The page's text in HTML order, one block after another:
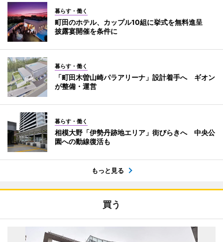
暮らす・働く
町田のホテル、カップル10組に挙式を無料進呈
披露宴開催を条件に
暮らす・働く
「町田木曽山崎パラアリーナ」設計着手へ ギオン
が整備・運営
暮らす・働く
相模大野「伊勢丹跡地エリア」街びらきへ 中央公
園への動線復活も
もっと見る
買う